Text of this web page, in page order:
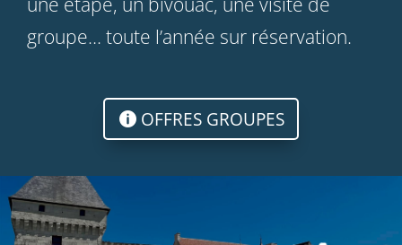
groupe… toute l’année sur réservation.
OFFRES GROUPES